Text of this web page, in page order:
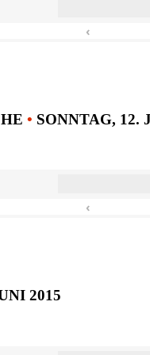
‹
• SONNTAG, 12.
‹
2015